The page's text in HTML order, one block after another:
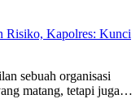
Risiko, Kapolres: Kunci
sebuah organisasi
matang, tetapi juga…